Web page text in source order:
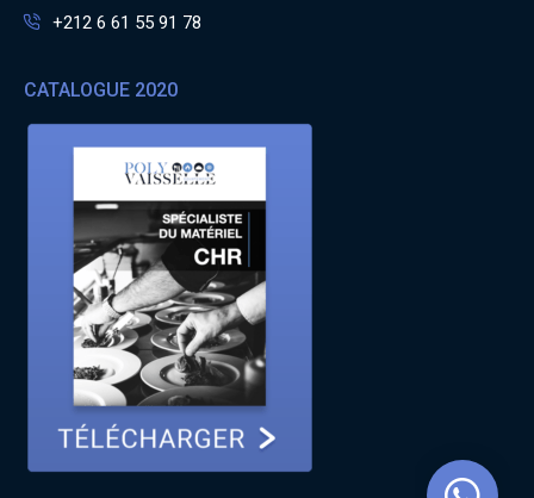
+212 6 61 55 91 78
CATALOGUE 2020